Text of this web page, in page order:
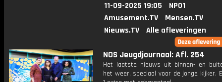
11-09-2025 19:05
NPO1
Amusement.TV
Mensen.TV
Nieuws.TV
Alle afleveringen
NOS Jeugdjournaal: Afl. 254
Het laatste nieuws uit binnen- en
het weer, speciaal voor de jonge kijker.